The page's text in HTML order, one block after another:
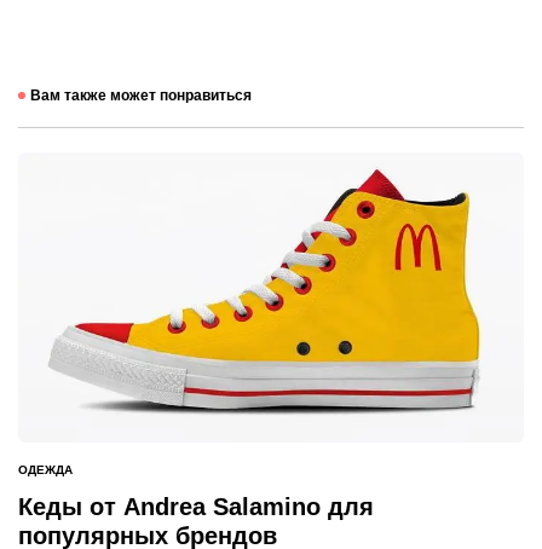
Вам также может понравиться
ОПУБЛИКОВАНО
В
ОДЕЖДА
Кеды от Andrea Salamino для
популярных брендов